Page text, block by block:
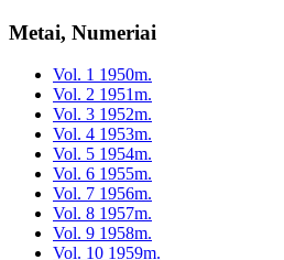
Metai, Numeriai
Vol. 1 1950m.
Vol. 2 1951m.
Vol. 3 1952m.
Vol. 4 1953m.
Vol. 5 1954m.
Vol. 6 1955m.
Vol. 7 1956m.
Vol. 8 1957m.
Vol. 9 1958m.
Vol. 10 1959m.